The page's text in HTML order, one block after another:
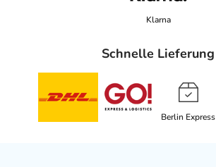
Klarna
Schnelle Lieferung
Berlin Express